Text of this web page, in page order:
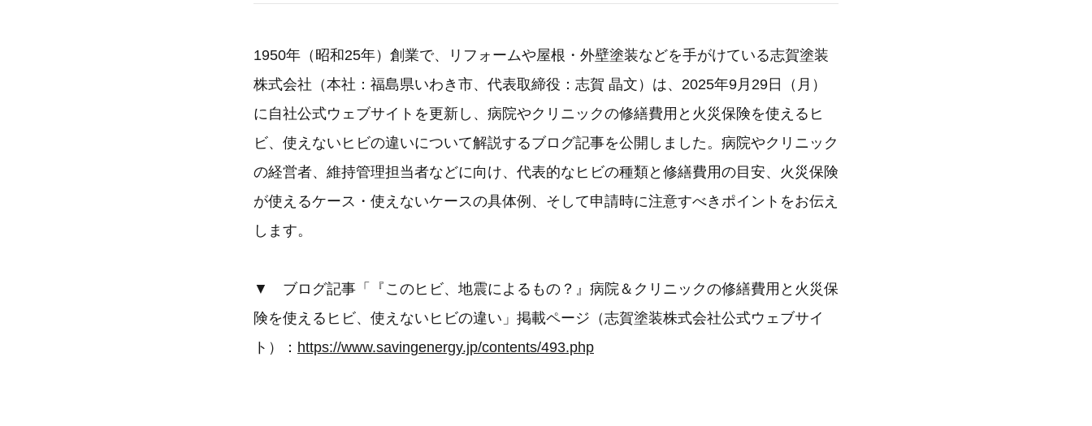
1950年（昭和25年）創業で、リフォームや屋根・外壁塗装などを手がけている志賀塗装
株式会社（本社：福島県いわき市、代表取締役：志賀 晶文）は、2025年9月29日（月）
に自社公式ウェブサイトを更新し、病院やクリニックの修繕費用と火災保険を使えるヒ
ビ、使えないヒビの違いについて解説するブログ記事を公開しました。病院やクリニック
の経営者、維持管理担当者などに向け、代表的なヒビの種類と修繕費用の目安、火災保険
が使えるケース・使えないケースの具体例、そして申請時に注意すべきポイントをお伝え
します。
▼ ブログ記事「『このヒビ、地震によるもの？』病院＆クリニックの修繕費用と火災保
険を使えるヒビ、使えないヒビの違い」掲載ページ（志賀塗装株式会社公式ウェブサイ
ト）： https://www.savingenergy.jp/contents/493.php